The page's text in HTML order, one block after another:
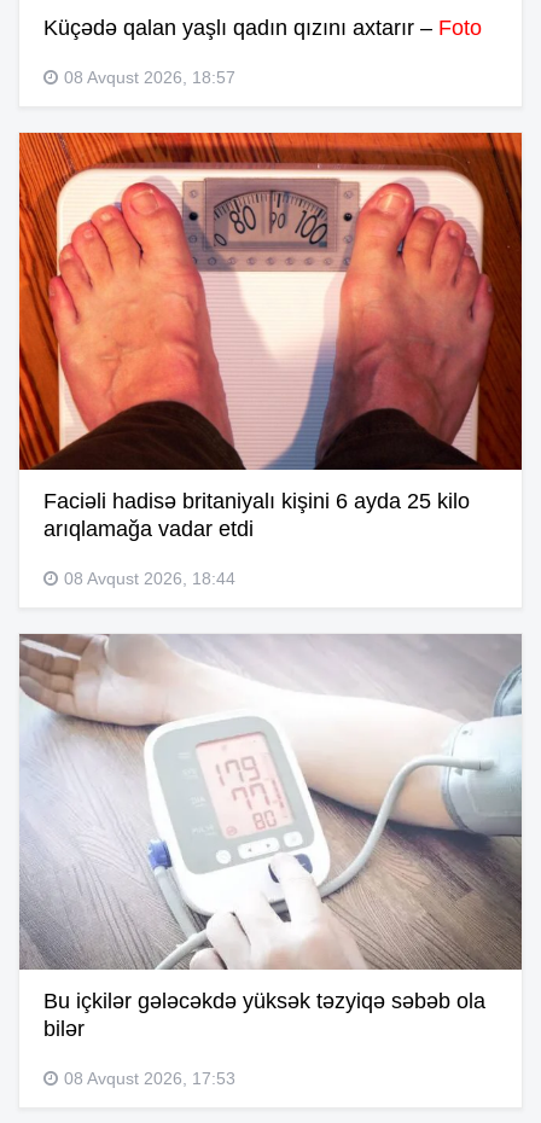
Küçədə qalan yaşlı qadın qızını axtarır – Foto
08 Avqust 2026, 18:57
Faciəli hadisə britaniyalı kişini 6 ayda 25 kilo
arıqlamağa vadar etdi
08 Avqust 2026, 18:44
Bu içkilər gələcəkdə yüksək təzyiqə səbəb ola
bilər
08 Avqust 2026, 17:53